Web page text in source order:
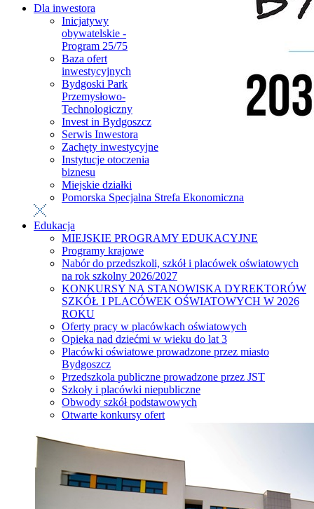
Dla inwestora
Inicjatywy
obywatelskie -
Program 25/75
Baza ofert
inwestycyjnych
Bydgoski Park
Przemysłowo-
Technologiczny
Invest in Bydgoszcz
Serwis Inwestora
Zachęty inwestycyjne
Instytucje otoczenia
biznesu
Miejskie działki
Pomorska Specjalna Strefa Ekonomiczna
Edukacja
MIEJSKIE PROGRAMY EDUKACYJNE
Programy krajowe
Nabór do przedszkoli, szkół i placówek oświatowych
na rok szkolny 2026/2027
KONKURSY NA STANOWISKA DYREKTORÓW
SZKÓŁ I PLACÓWEK OŚWIATOWYCH W 2026
ROKU
Oferty pracy w placówkach oświatowych
Opieka nad dziećmi w wieku do lat 3
Placówki oświatowe prowadzone przez miasto
Bydgoszcz
Przedszkola publiczne prowadzone przez JST
Szkoły i placówki niepubliczne
Obwody szkół podstawowych
Otwarte konkursy ofert